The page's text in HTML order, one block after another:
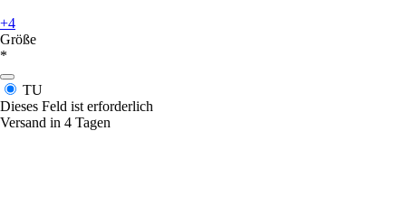
+4
Größe
*
TU
Dieses Feld ist erforderlich
Versand in 4 Tagen